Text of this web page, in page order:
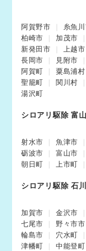
阿賀野市 糸魚
柏崎市
加茂市
新発田市
上越市
長岡市
見附市
阿賀町
粟島浦村
聖籠町
関川村
湯沢町
シロアリ駆除 富山
射水市 魚津市
砺波市
富山市
朝日町
上市町
シロアリ駆除 石川
加賀市 金沢市
七尾市
野々市市
輪島市
穴水町
津幡町
中能登町